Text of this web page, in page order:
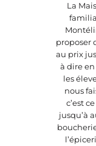
La
proposer
au prix
à dire
les
nous
c’est
jusqu’à